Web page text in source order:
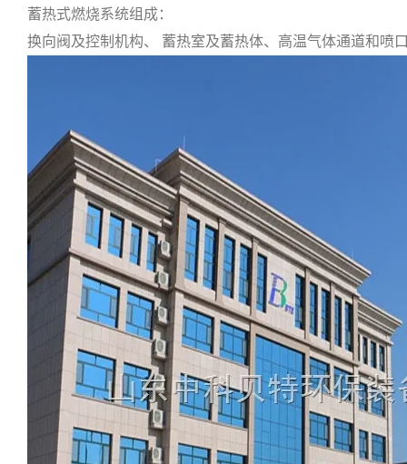
蓄热式燃烧系统组成：
换向阀及控制机构、 蓄热室及蓄热体、高温气体通道和喷